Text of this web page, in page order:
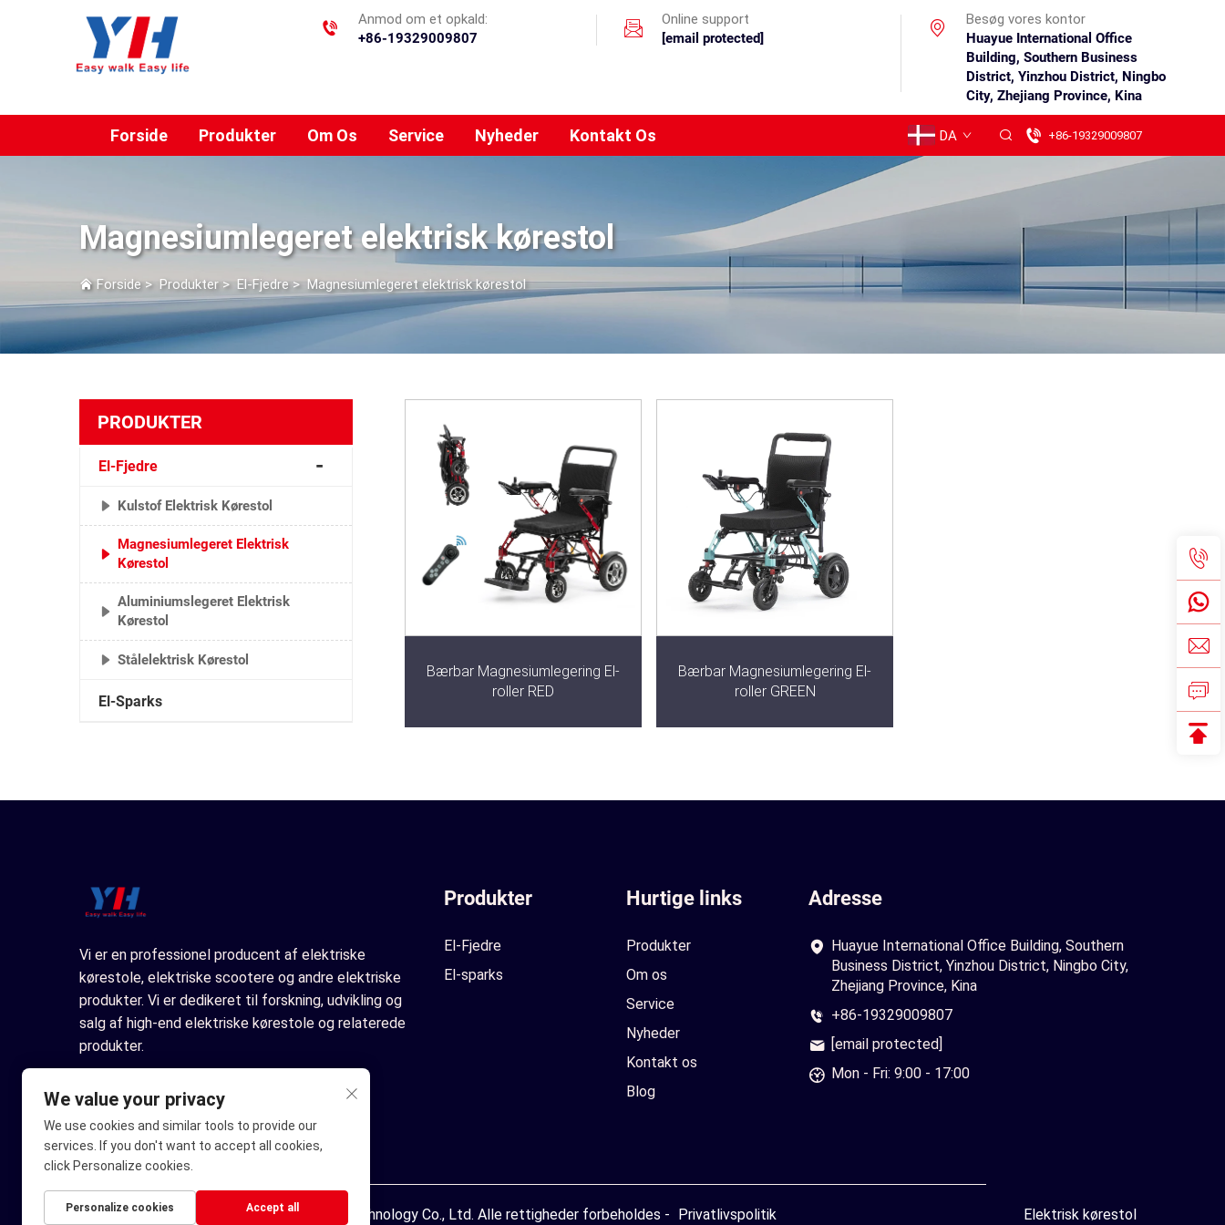
Anmod om et opkald:
+86-19329009807
Online support
[email protected]
Besøg vores kontor
Huayue International Office
Building, Southern Business
District, Yinzhou District, Ningbo
City, Zhejiang Province, Kina
Forside Produkter Om Os Service Nyheder Kontakt Os DA +86-19329009807
Magnesiumlegeret elektrisk kørestol
Forside> Produkter>El-Fjedre>Magnesiumlegeret elektrisk kørestol
PRODUKTER
El-Fjedre
Kulstof Elektrisk Kørestol
Magnesiumlegeret Elektrisk
Kørestol
Aluminiumslegeret Elektrisk
Kørestol
Stålelektrisk Kørestol
El-Sparks
Bærbar Magnesiumlegering El-
roller RED
Bærbar Magnesiumlegering El-
roller GREEN
Vi er en professionel producent af elektriske
kørestole, elektriske scootere og andre elektriske
produkter. Vi er dedikeret til forskning, udvikling og
salg af high-end elektriske kørestole og relaterede
produkter.
Produkter
El-Fjedre
El-sparks
Hurtige links
Produkter
Om os
Service
Nyheder
Kontakt os
Blog
Adresse
Huayue International Office Building, Southern
Business District, Yinzhou District, Ningbo City,
Zhejiang Province, Kina
+86-19329009807
[email protected]
Mon - Fri: 9:00 - 17:00
Copyright © Ningbo Youhuan Automation Technology Co., Ltd. Alle rettigheder forbeholdes - Privatlivspolitik Elektrisk kørestol
We value your privacy
We use cookies and similar tools to provide our
services. If you don't want to accept all cookies,
click Personalize cookies.
Personalize cookies Accept all